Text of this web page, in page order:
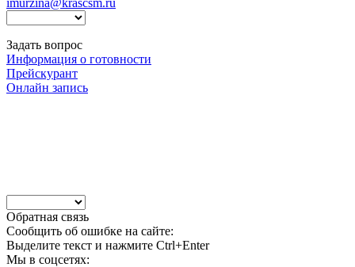
Задать вопрос
Информация о готовности
Прейскурант
Онлайн запись
Обратная связь
Сообщить об ошибке на сайте:
Выделите текст и нажмите Ctrl+Enter
Мы в соцсетях: